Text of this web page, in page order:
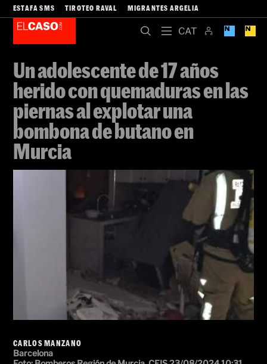
ESTAFA SMS TIROTEO RAVAL MIGRANTES ARGELIA
Un adolescente de 17 años
herido con quemaduras en las
piernas al explotar una
bombona de butano en
Murcia
CARLOS MANZANO
Barcelona